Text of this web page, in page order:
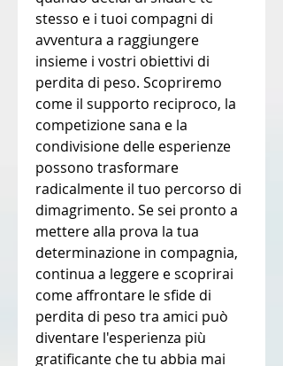
stesso e i tuoi compagni di
avventura a raggiungere
insieme i vostri obiettivi di
perdita di peso. Scopriremo
come il supporto reciproco, la
competizione sana e la
condivisione delle esperienze
possono trasformare
radicalmente il tuo percorso di
dimagrimento. Se sei pronto a
mettere alla prova la tua
determinazione in compagnia,
continua a leggere e scoprirai
come affrontare le sfide di
perdita di peso tra amici può
diventare l'esperienza più
gratificante che tu abbia mai